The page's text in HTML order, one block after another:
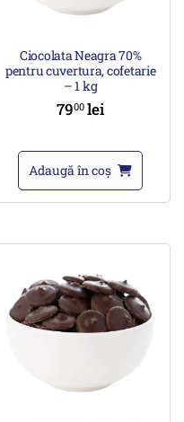
Ciocolata Neagra 70%
pentru cuvertura, cofetarie
– 1 kg
7900lei
Adaugă în coș